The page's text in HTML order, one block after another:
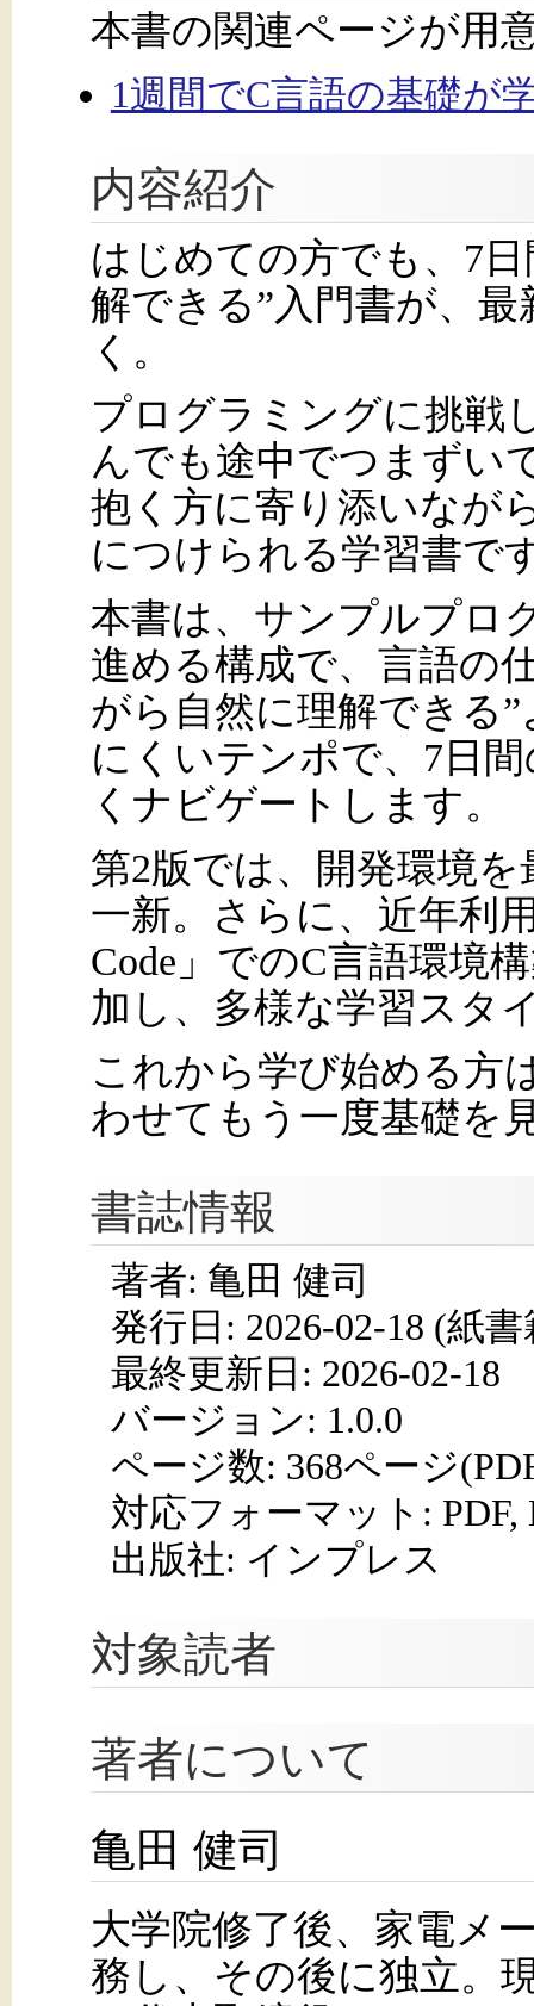
本書の関連ページが用
1週間でC言語の基礎が
内容紹介
はじめての方でも、7
解できる”入門書が、
く。
プログラミングに挑戦
んでも途中でつまず
抱く方に寄り添いなが
につけられる学習書で
本書は、サンプルプロ
進める構成で、言語の
がら自然に理解できる
にくいテンポで、7日
くナビゲートします。
第2版では、開発環境を
一新。さらに、近年利
Code」でのC言語環境
加し、多様な学習スタ
これから学び始める方
わせてもう一度基礎を
書誌情報
著者: 亀田 健司
発行日: 2026-02-18 (紙書
最終更新日: 2026-02-18
バージョン: 1.0.0
ページ数: 368ページ
対応フォーマット: PDF,
出版社: インプレス
対象読者
著者について
亀田 健司
大学院修了後、家電メ
務し、その後に独立。